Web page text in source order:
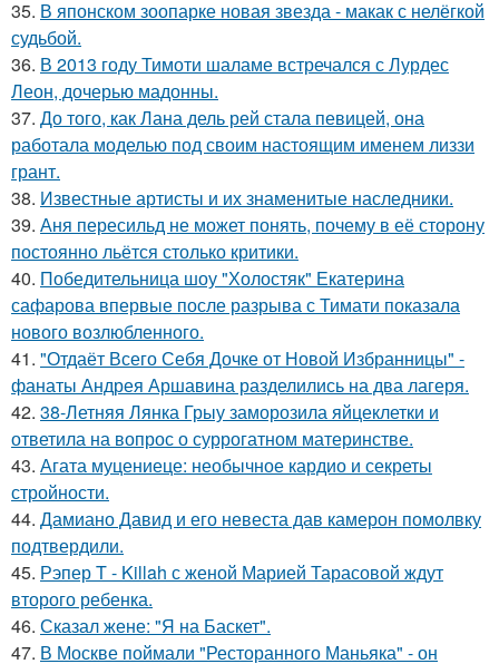
35. В японском зоопарке новая звезда - макак с нелёгкой
судьбой.
36. В 2013 году Тимоти шаламе встречался с Лурдес
Леон, дочерью мадонны.
37. До того, как Лана дель рей стала певицей, она
работала моделью под своим настоящим именем лиззи
грант.
38. Известные артисты и их знаменитые наследники.
39. Аня пересильд не может понять, почему в её сторону
постоянно льётся столько критики.
40. Победительница шоу "Холостяк" Екатерина
сафарова впервые после разрыва с Тимати показала
нового возлюбленного.
41. "Отдаёт Всего Себя Дочке от Новой Избранницы" -
фанаты Андрея Аршавина разделились на два лагеря.
42. 38-Летняя Лянка Грыу заморозила яйцеклетки и
ответила на вопрос о суррогатном материнстве.
43. Агата муцениеце: необычное кардио и секреты
стройности.
44. Дамиано Давид и его невеста дав камерон помолвку
подтвердили.
45. Рэпер T - Killah с женой Марией Тарасовой ждут
второго ребенка.
46. Сказал жене: "Я на Баскет".
47. В Москве поймали "Ресторанного Маньяка" - он